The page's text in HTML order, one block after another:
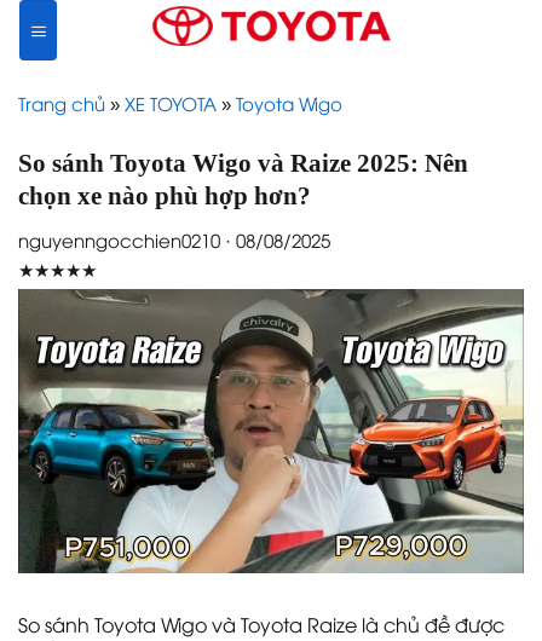
content
Trang chủ » XE TOYOTA » Toyota Wigo
So sánh Toyota Wigo và Raize 2025: Nên
chọn xe nào phù hợp hơn?
nguyenngocchien0210 · 08/08/2025
★★★★★
So sánh Toyota Wigo và Toyota Raize là chủ đề được